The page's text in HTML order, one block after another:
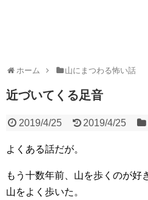
ホーム 山にまつわる怖い話
近づいてくる足音
2019/4/25 2019/4/25
よくある話だが。
もう十数年前、山を歩くのが好
山をよく歩いた。